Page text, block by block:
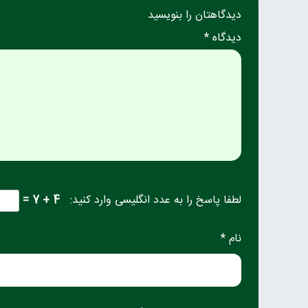
دیدگاهتان را بنویسید
دیدگاه *
لطفا پاسخ را به عدد انگلیسی وارد کنید: 4 + 7 =
نام *